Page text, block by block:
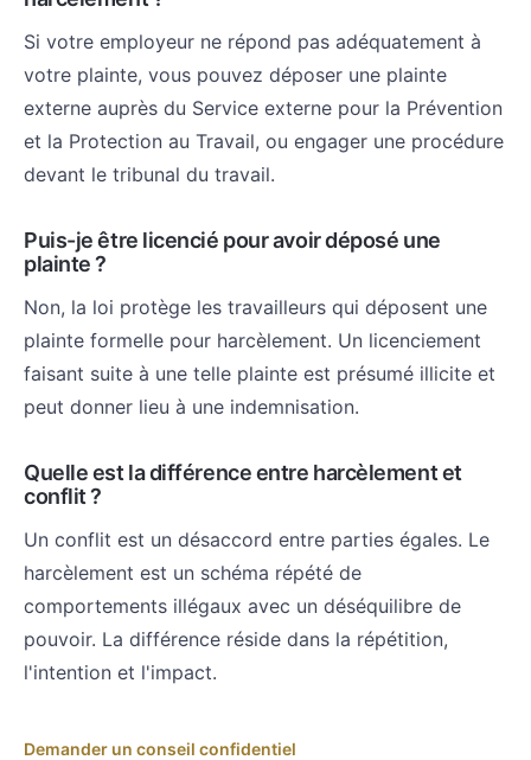
Si votre employeur ne répond pas adéquatement à
votre plainte, vous pouvez déposer une plainte
externe auprès du Service externe pour la Prévention
et la Protection au Travail, ou engager une procédure
devant le tribunal du travail.
Puis-je être licencié pour avoir déposé une
plainte ?
Non, la loi protège les travailleurs qui déposent une
plainte formelle pour harcèlement. Un licenciement
faisant suite à une telle plainte est présumé illicite et
peut donner lieu à une indemnisation.
Quelle est la différence entre harcèlement et
conflit ?
Un conflit est un désaccord entre parties égales. Le
harcèlement est un schéma répété de
comportements illégaux avec un déséquilibre de
pouvoir. La différence réside dans la répétition,
l'intention et l'impact.
Demander un conseil confidentiel